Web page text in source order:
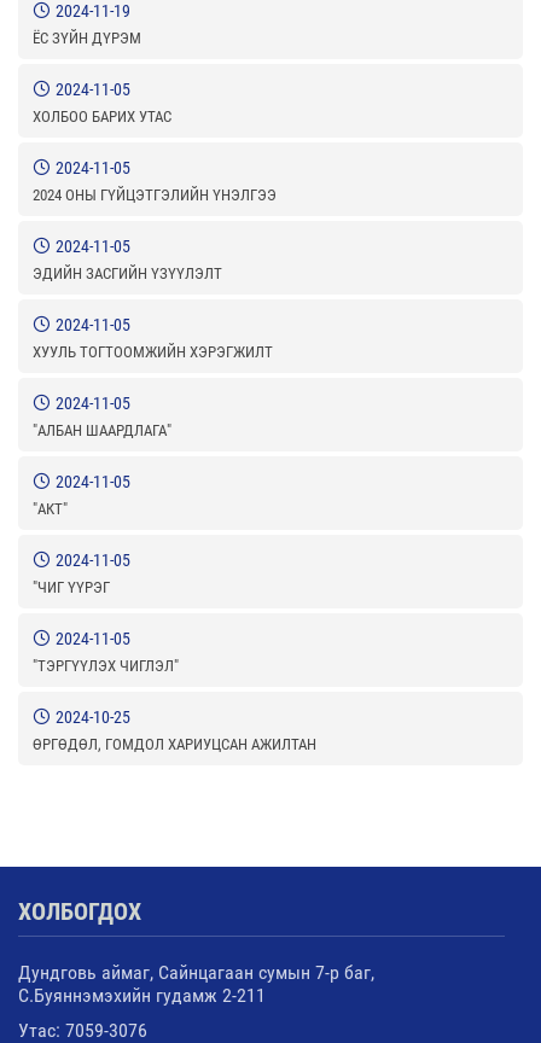
2024-11-19
ЁС ЗҮЙН ДҮРЭМ
2024-11-05
ХОЛБОО БАРИХ УТАС
2024-11-05
2024 ОНЫ ГҮЙЦЭТГЭЛИЙН ҮНЭЛГЭЭ
2024-11-05
ЭДИЙН ЗАСГИЙН ҮЗҮҮЛЭЛТ
2024-11-05
ХУУЛЬ ТОГТООМЖИЙН ХЭРЭГЖИЛТ
2024-11-05
"АЛБАН ШААРДЛАГА"
2024-11-05
"АКТ"
2024-11-05
"ЧИГ ҮҮРЭГ
2024-11-05
"ТЭРГҮҮЛЭХ ЧИГЛЭЛ"
2024-10-25
ӨРГӨДӨЛ, ГОМДОЛ ХАРИУЦСАН АЖИЛТАН
ХОЛБОГДОХ
Дундговь аймаг, Сайнцагаан сумын 7-р баг,
С.Буяннэмэхийн гудамж 2-211
Утас: 7059-3076